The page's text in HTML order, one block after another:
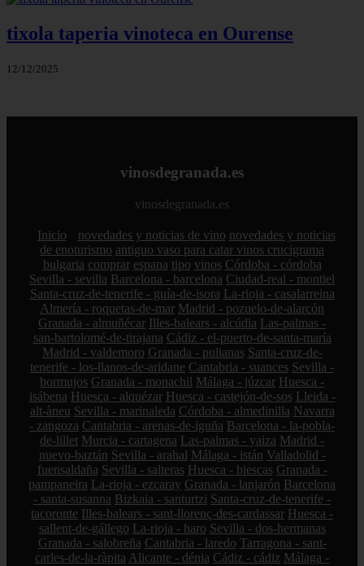
tixola taperia vinoteca en Ourense
12/12/2025
vinosdegranada.es
vinosdegranada.es
Inicio novedades y noticias de vino novedades y noticias
de enoturismo antiguo vaso para catar vinos crucigrama
bulgaria comprar espana tipo vinos Córdoba - córdoba
Sevilla - sevilla Barcelona - barcelona Ciudad-real - montiel
Santa-cruz-de-tenerife - guía-de-isora La-rioja - casalarreina
Almería - roquetas-de-mar Madrid - pozuelo-de-alarcón
Granada - almuñécar Illes-balears - alcúdia Las-palmas -
san-bartolomé-de-tirajana Cádiz - el-puerto-de-santa-maría
Madrid - valdemoro Granada - pulianas Santa-cruz-de-
tenerife - los-llanos-de-aridane Cantabria - suances Sevilla -
bormujos Granada - monachil Málaga - júzcar Huesca -
isábena Huesca - alquézar Huesca - castejón-de-sos Lleida -
alt-àneu Sevilla - marinaleda Córdoba - almedinilla Navarra
- zangoza Cantabria - arenas-de-iguña Barcelona - la-pobla-
de-lillet Murcia - cartagena Las-palmas - yaiza Madrid -
nuevo-baztán Sevilla - arahal Málaga - istán Valladolid -
fuensaldaña Sevilla - salteras Huesca - biescas Granada -
pampaneira La-rioja - ezcaray Granada - lanjarón Barcelona
- santa-susanna Bizkaia - santurtzi Santa-cruz-de-tenerife -
tacoronte Illes-balears - sant-llorenç-des-cardassar Huesca -
sallent-de-gállego La-rioja - haro Sevilla - dos-hermanas
Granada - salobreña Cantabria - laredo Tarragona - sant-
carles-de-la-ràpita Alicante - dénia Cádiz - cádiz Málaga -